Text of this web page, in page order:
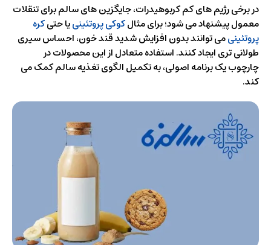
در برخی رژیم های کم کربوهیدرات، جایگزین های سالم برای تنقلات
معمول پیشنهاد می شود؛ برای مثالکوکی پروتئینییا حتیکره
پروتئینیمی توانند بدون افزایش شدید قند خون، احساس سیری
طولانی تری ایجاد کنند. استفاده متعادل از این محصولات در
چارچوب یک برنامه اصولی، به تکمیل الگوی تغذیه سالم کمک می
کند.